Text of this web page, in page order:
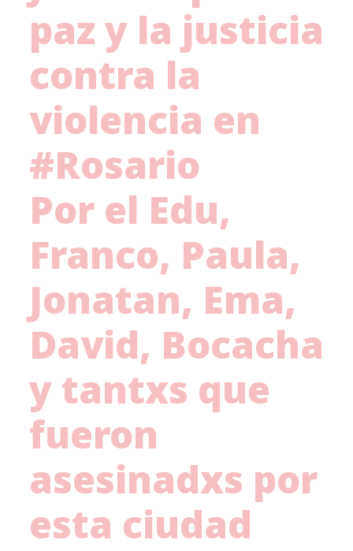
paz y la justicia
contra la
violencia en
#Rosario
Por el Edu,
Franco, Paula,
Jonatan, Ema,
David, Bocacha
y tantxs que
fueron
asesinadxs por
esta ciudad